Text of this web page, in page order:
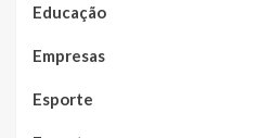
Educação
Empresas
Esporte